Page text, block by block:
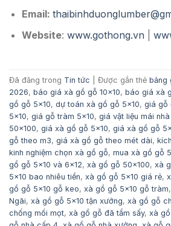
Email:
Website: www.gothong.vn
Đã đăng trong Tin tức Được gắn thẻ bảng
2026, báo giá xà gồ gỗ 10x10, báo giá xà
gồ gỗ 5x10, dự toán xà gồ gỗ 5x10, giá gỗ
5x10, giá gỗ tràm 5x10, giá vật liệu mái
50x100, giá xà gồ gỗ 5x10, giá xà gồ gỗ
gỗ theo m3, giá xà gồ gỗ theo mét dài,
kinh nghiệm chọn xà gồ gỗ, mua xà gồ gỗ
gồ gỗ 5x10 và 6x12, xà gồ gỗ 50x100, xà
5x10 bao nhiêu tiền, xà gồ gỗ 5x10 giá rẻ,
gồ gỗ 5x10 gỗ keo, xà gồ gỗ 5x10 gỗ tràm,
Ngãi, xà gồ gỗ 5x10 tận xưởng, xà gồ gỗ
chống mối mọt, xà gồ gỗ đã tẩm sấy, xà